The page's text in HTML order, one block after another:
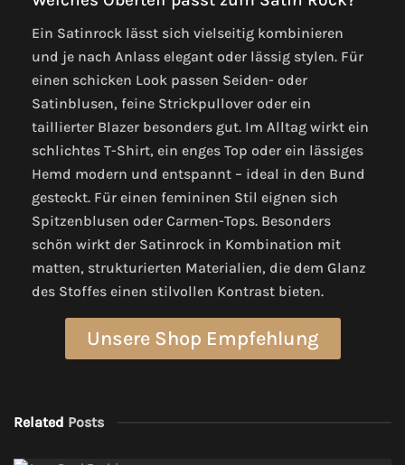
Ein Satinrock lässt sich vielseitig kombinieren
und je nach Anlass elegant oder lässig stylen. Für
einen schicken Look passen Seiden- oder
Satinblusen, feine Strickpullover oder ein
taillierter Blazer besonders gut. Im Alltag wirkt ein
schlichtes T-Shirt, ein enges Top oder ein lässiges
Hemd modern und entspannt – ideal in den Bund
gesteckt. Für einen femininen Stil eignen sich
Spitzenblusen oder Carmen-Tops. Besonders
schön wirkt der Satinrock in Kombination mit
matten, strukturierten Materialien, die dem Glanz
des Stoffes einen stilvollen Kontrast bieten.
Unsere Shop Empfehlung
Related Posts